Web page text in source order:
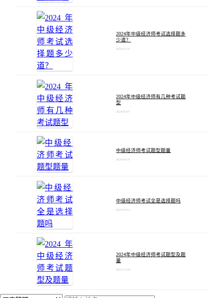
2024年中级经济师考试选择题多
少道？
2024-07-31
2024年中级经济师有几种考试题
型
2024-05-07
中级经济师考试题型题量
2024-04-19
中级经济师考试全是选择题吗
2024-04-11
2024年中级经济师考试题型及题
量
2023-11-24